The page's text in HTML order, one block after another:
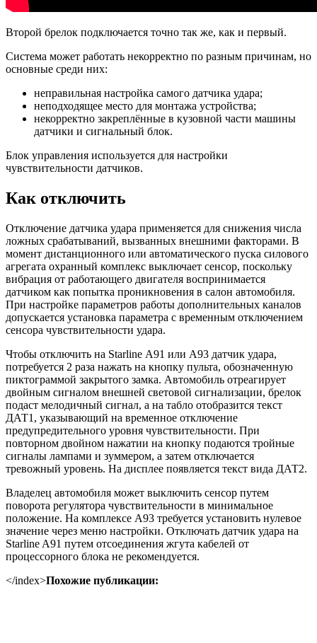
Второй брелок подключается точно так же, как и первый.
Система может работать некорректно по разным причинам, но
основные среди них:
неправильная настройка самого датчика удара;
неподходящее место для монтажа устройства;
некорректно закреплённые в кузовной части машины
датчики и сигнальный блок.
Блок управления используется для настройки
чувствительности датчиков.
Как отключить
Отключение датчика удара применяется для снижения числа
ложных срабатываний, вызванных внешними факторами. В
момент дистанционного или автоматического пуска силового
агрегата охранный комплекс выключает сенсор, поскольку
вибрация от работающего двигателя воспринимается
датчиком как попытка проникновения в салон автомобиля.
При настройке параметров работы дополнительных каналов
допускается установка параметра с временным отключением
сенсора чувствительности удара.
Чтобы отключить на Starline А91 или А93 датчик удара,
потребуется 2 раза нажать на кнопку пульта, обозначенную
пиктограммой закрытого замка. Автомобиль отреагирует
двойным сигналом внешней световой сигнализации, брелок
подаст мелодичный сигнал, а на табло отобразится текст
ДАТ1, указывающий на временное отключение
предупредительного уровня чувствительности. При
повторном двойном нажатии на кнопку подаются тройные
сигналы лампами и зуммером, а затем отключается
тревожный уровень. На дисплее появляется текст вида ДАТ2.
Владелец автомобиля может выключить сенсор путем
поворота регулятора чувствительности в минимальное
положение. На комплексе А93 требуется установить нулевое
значение через меню настройки. Отключать датчик удара на
Starline A91 путем отсоединения жгута кабелей от
процессорного блока не рекомендуется.
</index>Похожие публикации: